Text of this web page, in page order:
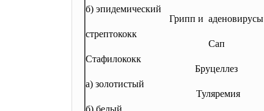
б) эпидемический
стрептококк
Стафилококк
а) золотистый
б) белый
Грипп и аденовирусы
Сап
Бруцеллез
Туляремия